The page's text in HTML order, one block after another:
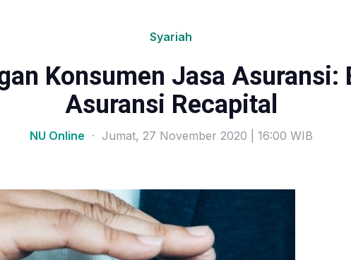
Syariah
Konsumen Jasa Asuransi:
Asuransi Recapital
NU Online · Jumat, 27 November 2020 | 16:00 WIB